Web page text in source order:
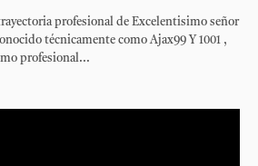
profesional de Excelentisimo señor
técnicamente como Ajax99 Y 1001 ,
profesional...